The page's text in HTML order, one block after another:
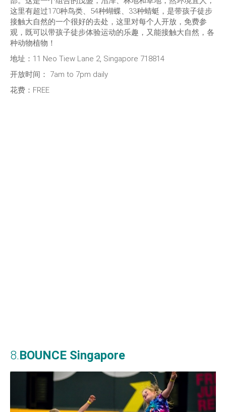
这里有超过170种鸟类、54种蝴蝶、33种蜻蜓，是带孩子徒步
接触大自然的一个很好的去处，这里对每个人开放，免费参
观，既可以带孩子徒步体验运动的乐趣，又能接触大自然，各
种动物植物！
地址：11 Neo Tiew Lane 2, Singapore 718814
开放时间： 7am to 7pm daily
花费：FREE
8.BOUNCE Singapore